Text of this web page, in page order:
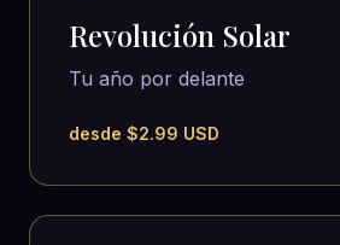
Revolución Solar
Tu año por delante
desde $2.99 USD